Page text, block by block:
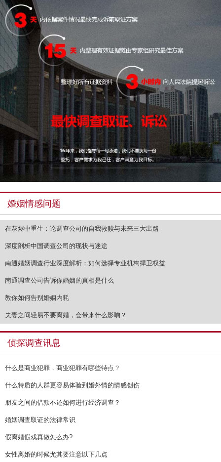
婚姻情感问题
在灰烬中重生：论调查公司的自我救赎与未来三大出路
深度剖析中国调查公司的现状与迷途
南通婚姻调查行业深度解析：如何选择专业机构捍卫权益
南通调查公司告诉你婚姻的真相是什么
教你如何告别婚姻内耗
夫妻之间轻易不要离婚，会带来什么影响？
侦探调查讯息
什么是商业犯罪，商业犯罪有哪些特点？
什么特质的人群更容易体验到婚外情的情感创伤
朋友之间的借款不还如何进行经济调查？
婚姻调查取证的法律常识
假离婚假戏真做怎么办?
女性离婚的时候尤其要注意以下几点